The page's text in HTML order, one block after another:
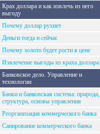
Крах доллара и как извлечь из него
выгоду
Почему доллар рухнет
Деньги тогда и сейчас
Почему золото будет рости в цене
Извлечение выгоды из краха доллара
Банковское дело. Управление и
технологии
Банки и банковская система: природа,
структура, основы управления
Реорганизация коммерческого банка
Санирование коммерческого банка